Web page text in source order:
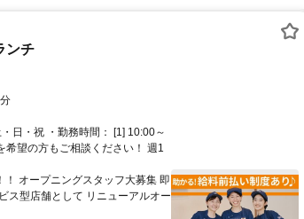
ンチ
日・祝 ・勤務時間： [1] 10:00～
希望の方もご相談ください！ 週1
オープニングスタッフ大募集 即
ス型店舗として リニューアルオー